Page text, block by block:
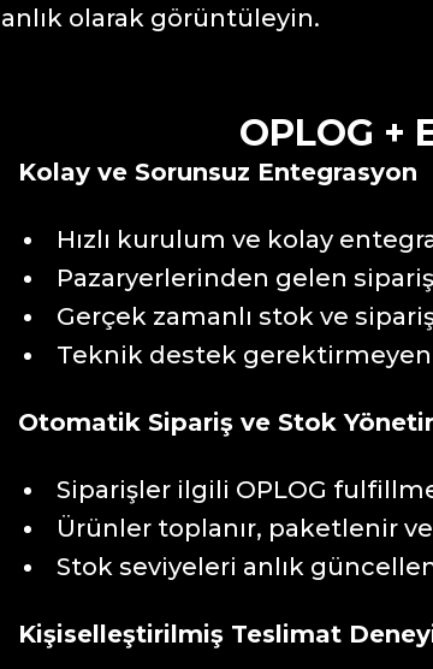
anlık olarak görüntüleyin.
OPLOG +
Kolay ve Sorunsuz Entegrasyon
Hızlı kurulum ve kolay
Pazaryerlerinden gelen
Gerçek zamanlı stok ve
Teknik destek
Otomatik Sipariş ve Stok
Siparişler ilgili OPLOG
Ürünler toplanır, paketlenir
Stok seviyeleri anlık
Kişiselleştirilmiş Teslimat